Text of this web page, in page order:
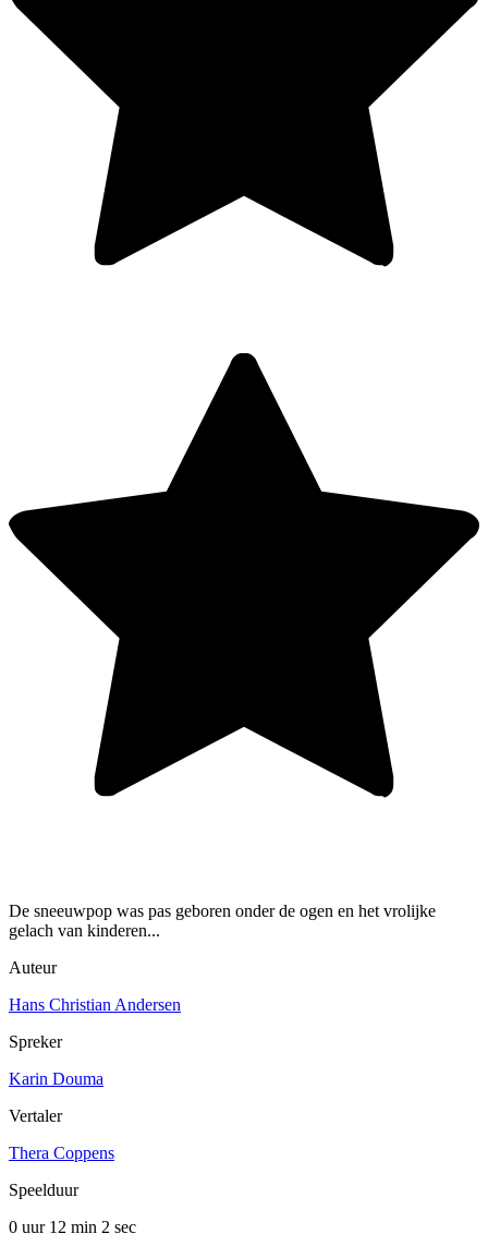
De sneeuwpop was pas geboren onder de ogen en het vrolijke
gelach van kinderen...
Auteur
Hans Christian Andersen
Spreker
Karin Douma
Vertaler
Thera Coppens
Speelduur
0 uur 12 min 2 sec